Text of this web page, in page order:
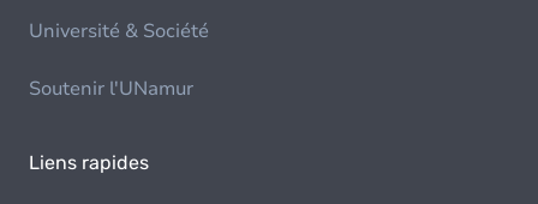
Université & Société
Soutenir l'UNamur
Liens rapides